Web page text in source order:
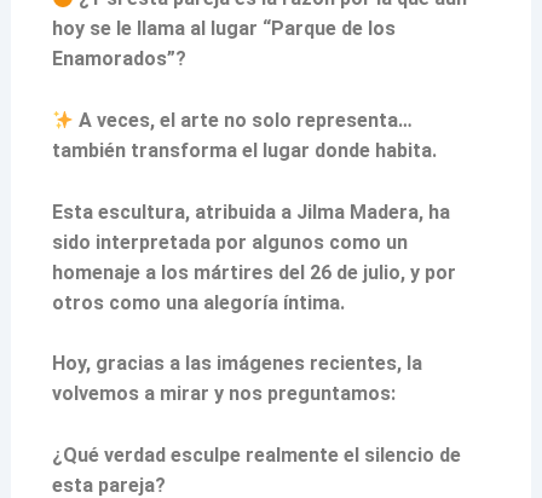
hoy se le llama al lugar “Parque de los
Enamorados”?
A veces, el arte no solo representa…
también transforma el lugar donde habita.
Esta escultura, atribuida a Jilma Madera, ha
sido interpretada por algunos como un
homenaje a los mártires del 26 de julio, y por
otros como una alegoría íntima.
Hoy, gracias a las imágenes recientes, la
volvemos a mirar y nos preguntamos:
¿Qué verdad esculpe realmente el silencio de
esta pareja?